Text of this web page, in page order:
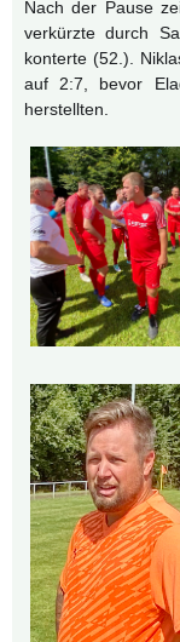
Nach der Pause
verkürzte durch
konterte (52.).
auf 2:7, bevor
herstellten.